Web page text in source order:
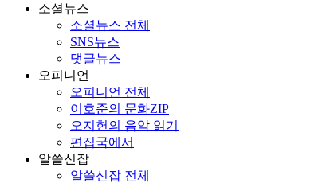
소셜뉴스
소셜뉴스 전체
SNS뉴스
댓글뉴스
오피니언
오피니언 전체
이호준의 문화ZIP
오지헌의 음악 읽기
편집국에서
알쓸신잡
알쓸신잡 전체